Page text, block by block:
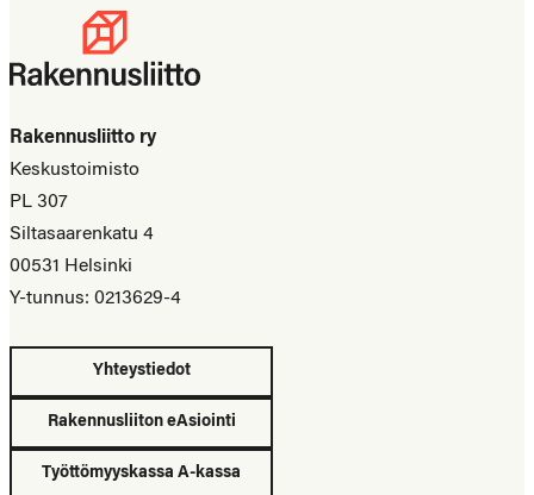
Rakennusliitto ry
Keskustoimisto
PL 307
Siltasaarenkatu 4
00531 Helsinki
Y-tunnus: 0213629-4
Yhteystiedot
Rakennusliiton eAsiointi
Työttömyyskassa A-kassa